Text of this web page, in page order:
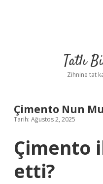
Tatlı
Zihnine tat
Çimento Nun
Tarih: Ağustos 2, 2025
Çimento
etti?